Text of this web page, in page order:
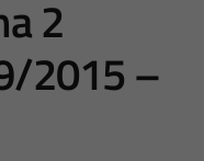
2
2015 –